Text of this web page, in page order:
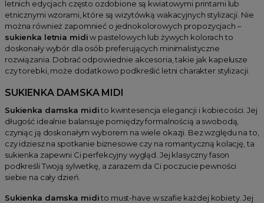
letnich edycjach często ozdobione są kwiatowymi printami lub
etnicznymi wzorami, które są wizytówką wakacyjnych stylizacji. Nie
można również zapomnieć o jednokolorowych propozycjach –
sukienka letnia midiw pastelowych lub żywych kolorach to
doskonały wybór dla osób preferujących minimalistyczne
rozwiązania. Dobrać odpowiednie akcesoria, takie jak kapelusze
czy torebki, może dodatkowo podkreślić letni charakter stylizacji.
SUKIENKA DAMSKA MIDI
Sukienka damska midito kwintesencja elegancji i kobiecości. Jej
długość idealnie balansuje pomiędzy formalnością a swobodą,
czyniąc ją doskonałym wyborem na wiele okazji. Bez względu na to,
czy idziesz na spotkanie biznesowe czy na romantyczną kolację, ta
sukienka zapewni Ci perfekcyjny wygląd. Jej klasyczny fason
podkreśli Twoją sylwetkę, a zarazem da Ci poczucie pewności
siebie na cały dzień.
Sukienka damska midito must-have w szafie każdej kobiety. Jej